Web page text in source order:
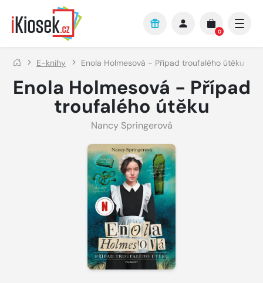
Přejít na hlavní obsah
0
E-knihy Enola Holmesová - Případ troufalého útěku
Enola Holmesová - Případ
troufalého útěku
Nancy Springerová